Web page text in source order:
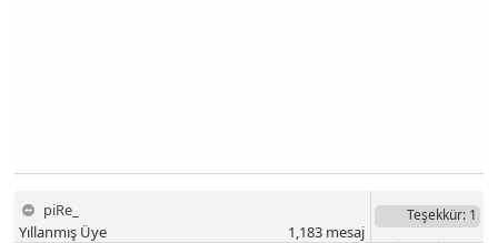
piRe_
Yıllanmış Üye
Teşekkür: 1
1,183mesaj